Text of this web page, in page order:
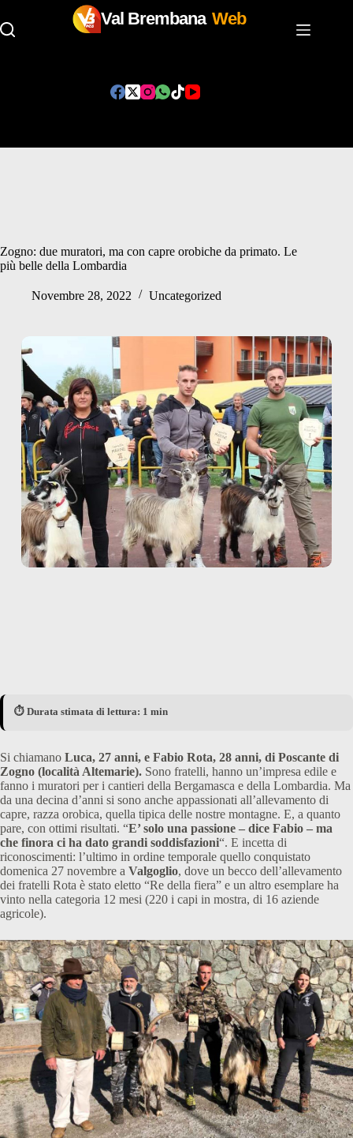
Val Brembana Web
Zogno: due muratori, ma con capre orobiche da primato. Le
più belle della Lombardia
Novembre 28, 2022 Uncategorized
⏱️ Durata stimata di lettura: 1 min
Si chiamano Luca, 27 anni, e Fabio Rota, 28 anni, di Poscante di
Zogno (località Altemarie). Sono fratelli, hanno un’impresa edile e
fanno i muratori per i cantieri della Bergamasca e della Lombardia. Ma
da una decina d’anni si sono anche appassionati all’allevamento di
capre, razza orobica, quella tipica delle nostre montagne. E, a quanto
pare, con ottimi risultati. “E’ solo una passione – dice Fabio – ma
che finora ci ha dato grandi soddisfazioni“. E incetta di
riconoscimenti: l’ultimo in ordine temporale quello conquistato
domenica 27 novembre a Valgoglio, dove un becco dell’allevamento
dei fratelli Rota è stato eletto “Re della fiera” e un altro esemplare ha
vinto nella categoria 12 mesi (220 i capi in mostra, di 16 aziende
agricole).